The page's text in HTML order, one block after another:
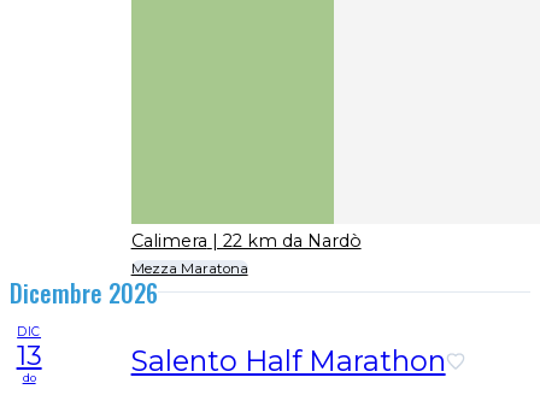
Calimera | 22 km da Nardò
Mezza Maratona
Dicembre 2026
DIC
13
do Salento Half Marathon